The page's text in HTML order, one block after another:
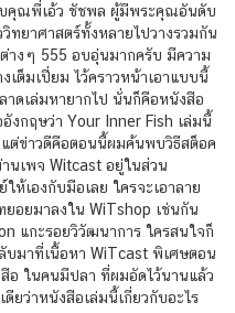
คุณพี่เอ้ว ชัชพล ผู้มีพระคุณอันดับ
ทยาศาสตร์ทั้งหลายไปวางรวมกัน
างๆ 555 อบอุ่นมากครับ มีความ
ต็มเปี่ยม ไว้คราวหน้าเอาแบบนี้
ดเล่มหายากไป นั่นก็คือหนังสือ
กฤษว่า Your Inner Fish เล่มนี้
ต่ข่าวดีคือตอนนี้ผมค้นพบวิธีสต็อค
านเพจ Witcast อยู่ในส่วน
ห้เองกับมือเลย ใครจะเอาลาย
ยอยมาลงใน WiTshop เช่นกัน
แกะรอยวิวัฒนาการ ใครสนใจก็
บมาที่เนื้อหา WiTcast พิเศษตอน
อ ในคนมีปลา ที่ผมอัดไว้นานแล้ว
ยว่าหนังสือเล่มนี้เกี่ยวกับอะไร